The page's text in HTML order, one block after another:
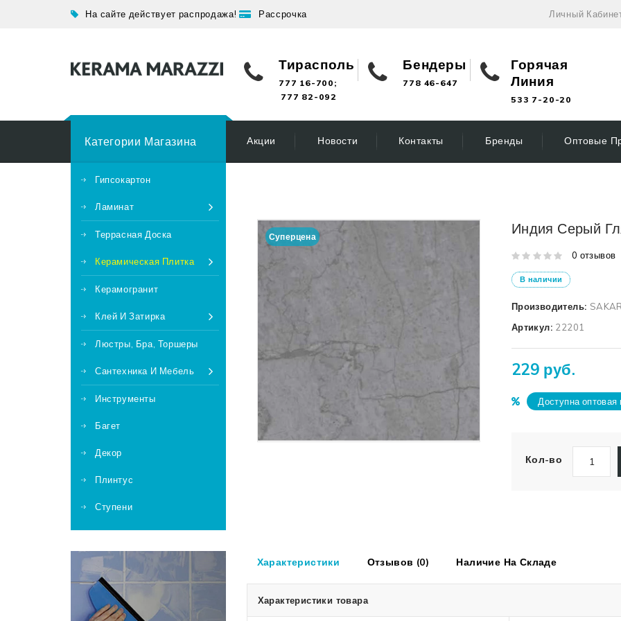
На сайте действует распродажа! Рассрочка Личный
Тирасполь
777 16-700;
777 82-092
Бендеры
778 46-647
Горячая
Линия
533 7-20-20
Акции Новости Контакты Бренды Оптовые
Категории Магазина
Гипсокартон
Ламинат
Террасная Доска
Керамическая Плитка
Керамогранит
Клей И Затирка
Люстры, Бра, Торшеры
Сантехника И Мебель
Инструменты
Багет
Декор
Плинтус
Ступени
Суперцена Индия Серый
0 отзывов
В наличии
Производитель:
Артикул: 22201
229 руб.
Доступна оптовая
Кол-во
Характеристики Отзывов (0) Наличие На Складе
Характеристики товара